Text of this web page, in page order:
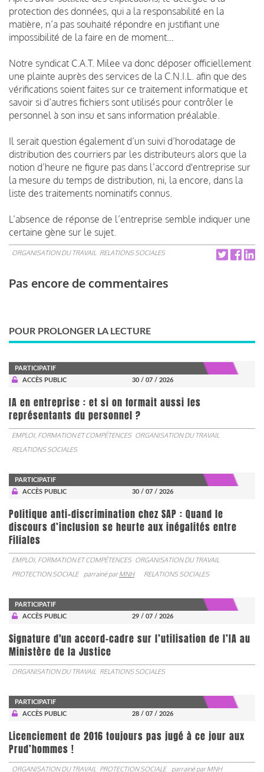
protection des données, qui a la responsabilité en la
matière, n’a pas souhaité répondre en justifiant une
impossibilité de la faire en de moment…
Notre syndicat C.A.T. Milee va donc déposer officiellement
une plainte auprès des services de la C.N.I.L. afin que des
vérifications soient faites sur ce traitement informatique et
savoir si d’autres fichiers sont utilisés pour contrôler le
personnel à son insu et sans information préalable.
Il serait question également d’un suivi d’horodatage de
distribution des courriers par les distributeurs alors que la
notion d’heure ne figure pas dans l’accord d'entreprise sur
la mesure du temps de distribution, ni, la encore, dans la
liste des traitements nominatifs connus.
L’absence de réponse de l’entreprise semble indiquer une
certaine gène sur le sujet.
ORGANISATION DU TRAVAIL RELATIONS SOCIALES
Pas encore de commentaires
POUR PROLONGER LA LECTURE
PARTICIPATIF
ACCÈS PUBLIC
30 / 07 / 2026
IA en entreprise : et si on formait aussi les
représentants du personnel ?
EMPLOI, FORMATION ET COMPÉTENCES ORGANISATION DU TRAVAIL
RELATIONS SOCIALES
PARTICIPATIF
ACCÈS PUBLIC
30 / 07 / 2026
Politique anti-discrimination chez SAP : Quand le
discours d’inclusion se heurte aux inégalités entre
Filiales
EMPLOI, FORMATION ET COMPÉTENCES ORGANISATION DU TRAVAIL
PROTECTION SOCIALE
parrainé parMNH RELATIONS SOCIALES
PARTICIPATIF
ACCÈS PUBLIC
29 / 07 / 2026
Signature d'un accord-cadre sur l’utilisation de l’IA au
Ministère de la Justice
ORGANISATION DU TRAVAIL RELATIONS SOCIALES
PARTICIPATIF
ACCÈS PUBLIC
28 / 07 / 2026
Licenciement de 2016 toujours pas jugé à ce jour aux
Prud’hommes !
ORGANISATION DU TRAVAIL PROTECTION SOCIALE parrainé parMNH